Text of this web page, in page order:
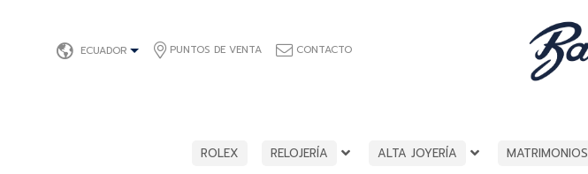
ECUADOR PUNTOS DE VENTA CONTACTO
ROLEX RELOJERÍA ALTA JOYERÍA MATRIMONIOS